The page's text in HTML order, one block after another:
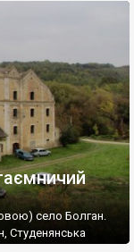
село Болган.
Студенянська